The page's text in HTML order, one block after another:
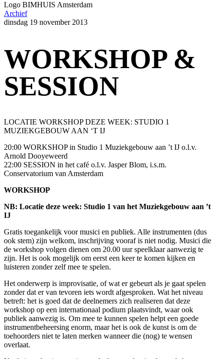
Logo BIMHUIS Amsterdam
Archief
dinsdag 19 november 2013
WORKSHOP &
SESSION
LOCATIE WORKSHOP DEZE WEEK: STUDIO 1
MUZIEKGEBOUW AAN ‘T IJ
20:00 WORKSHOP in Studio 1 Muziekgebouw aan ’t IJ o.l.v.
Arnold Dooyeweerd
22:00 SESSION in het café o.l.v. Jasper Blom, i.s.m.
Conservatorium van Amsterdam
WORKSHOP
NB: Locatie deze week: Studio 1 van het Muziekgebouw aan ’t
IJ
Gratis toegankelijk voor musici en publiek. Alle instrumenten (dus
ook stem) zijn welkom, inschrijving vooraf is niet nodig. Musici die
de workshop volgen dienen om 20.00 uur speelklaar aanwezig te
zijn. Het is ook mogelijk om eerst een keer te komen kijken en
luisteren zonder zelf mee te spelen.
Het onderwerp is improvisatie, of wat er gebeurt als je gaat spelen
zonder dat er van tevoren iets wordt afgesproken. Wat het niveau
betreft: het is goed dat de deelnemers zich realiseren dat deze
workshop op een internationaal podium plaatsvindt, waar ook
publiek aanwezig is. Om mee te kunnen spelen helpt een goede
instrumentbeheersing enorm, maar het is ook de kunst is om de
toehoorders niet te laten merken wanneer die (nog) te wensen
overlaat.